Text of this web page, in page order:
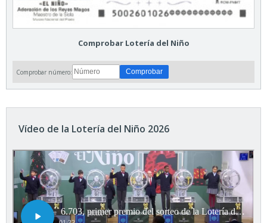
Comprobar Lotería del Niño
Comprobar número:
Vídeo de la Lotería del Niño 2026